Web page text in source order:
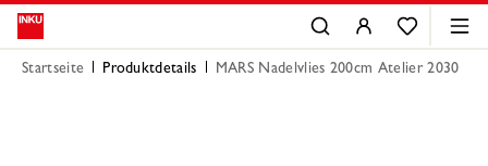
Startseite Produktdetails MARS Nadelvlies 200cm Atelier 2030